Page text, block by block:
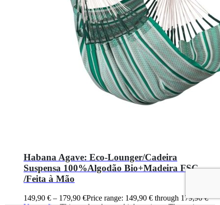
Habana Agave: Eco-Lounger/Cadeira
Suspensa 100%Algodão Bio+Madeira FSC
/Feita à Mão
149,90 € – 179,90 €Price range: 149,90 € through 179,90 €